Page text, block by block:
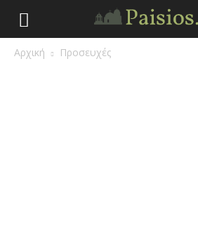
Γέροντας
Αρχική Προσευχές